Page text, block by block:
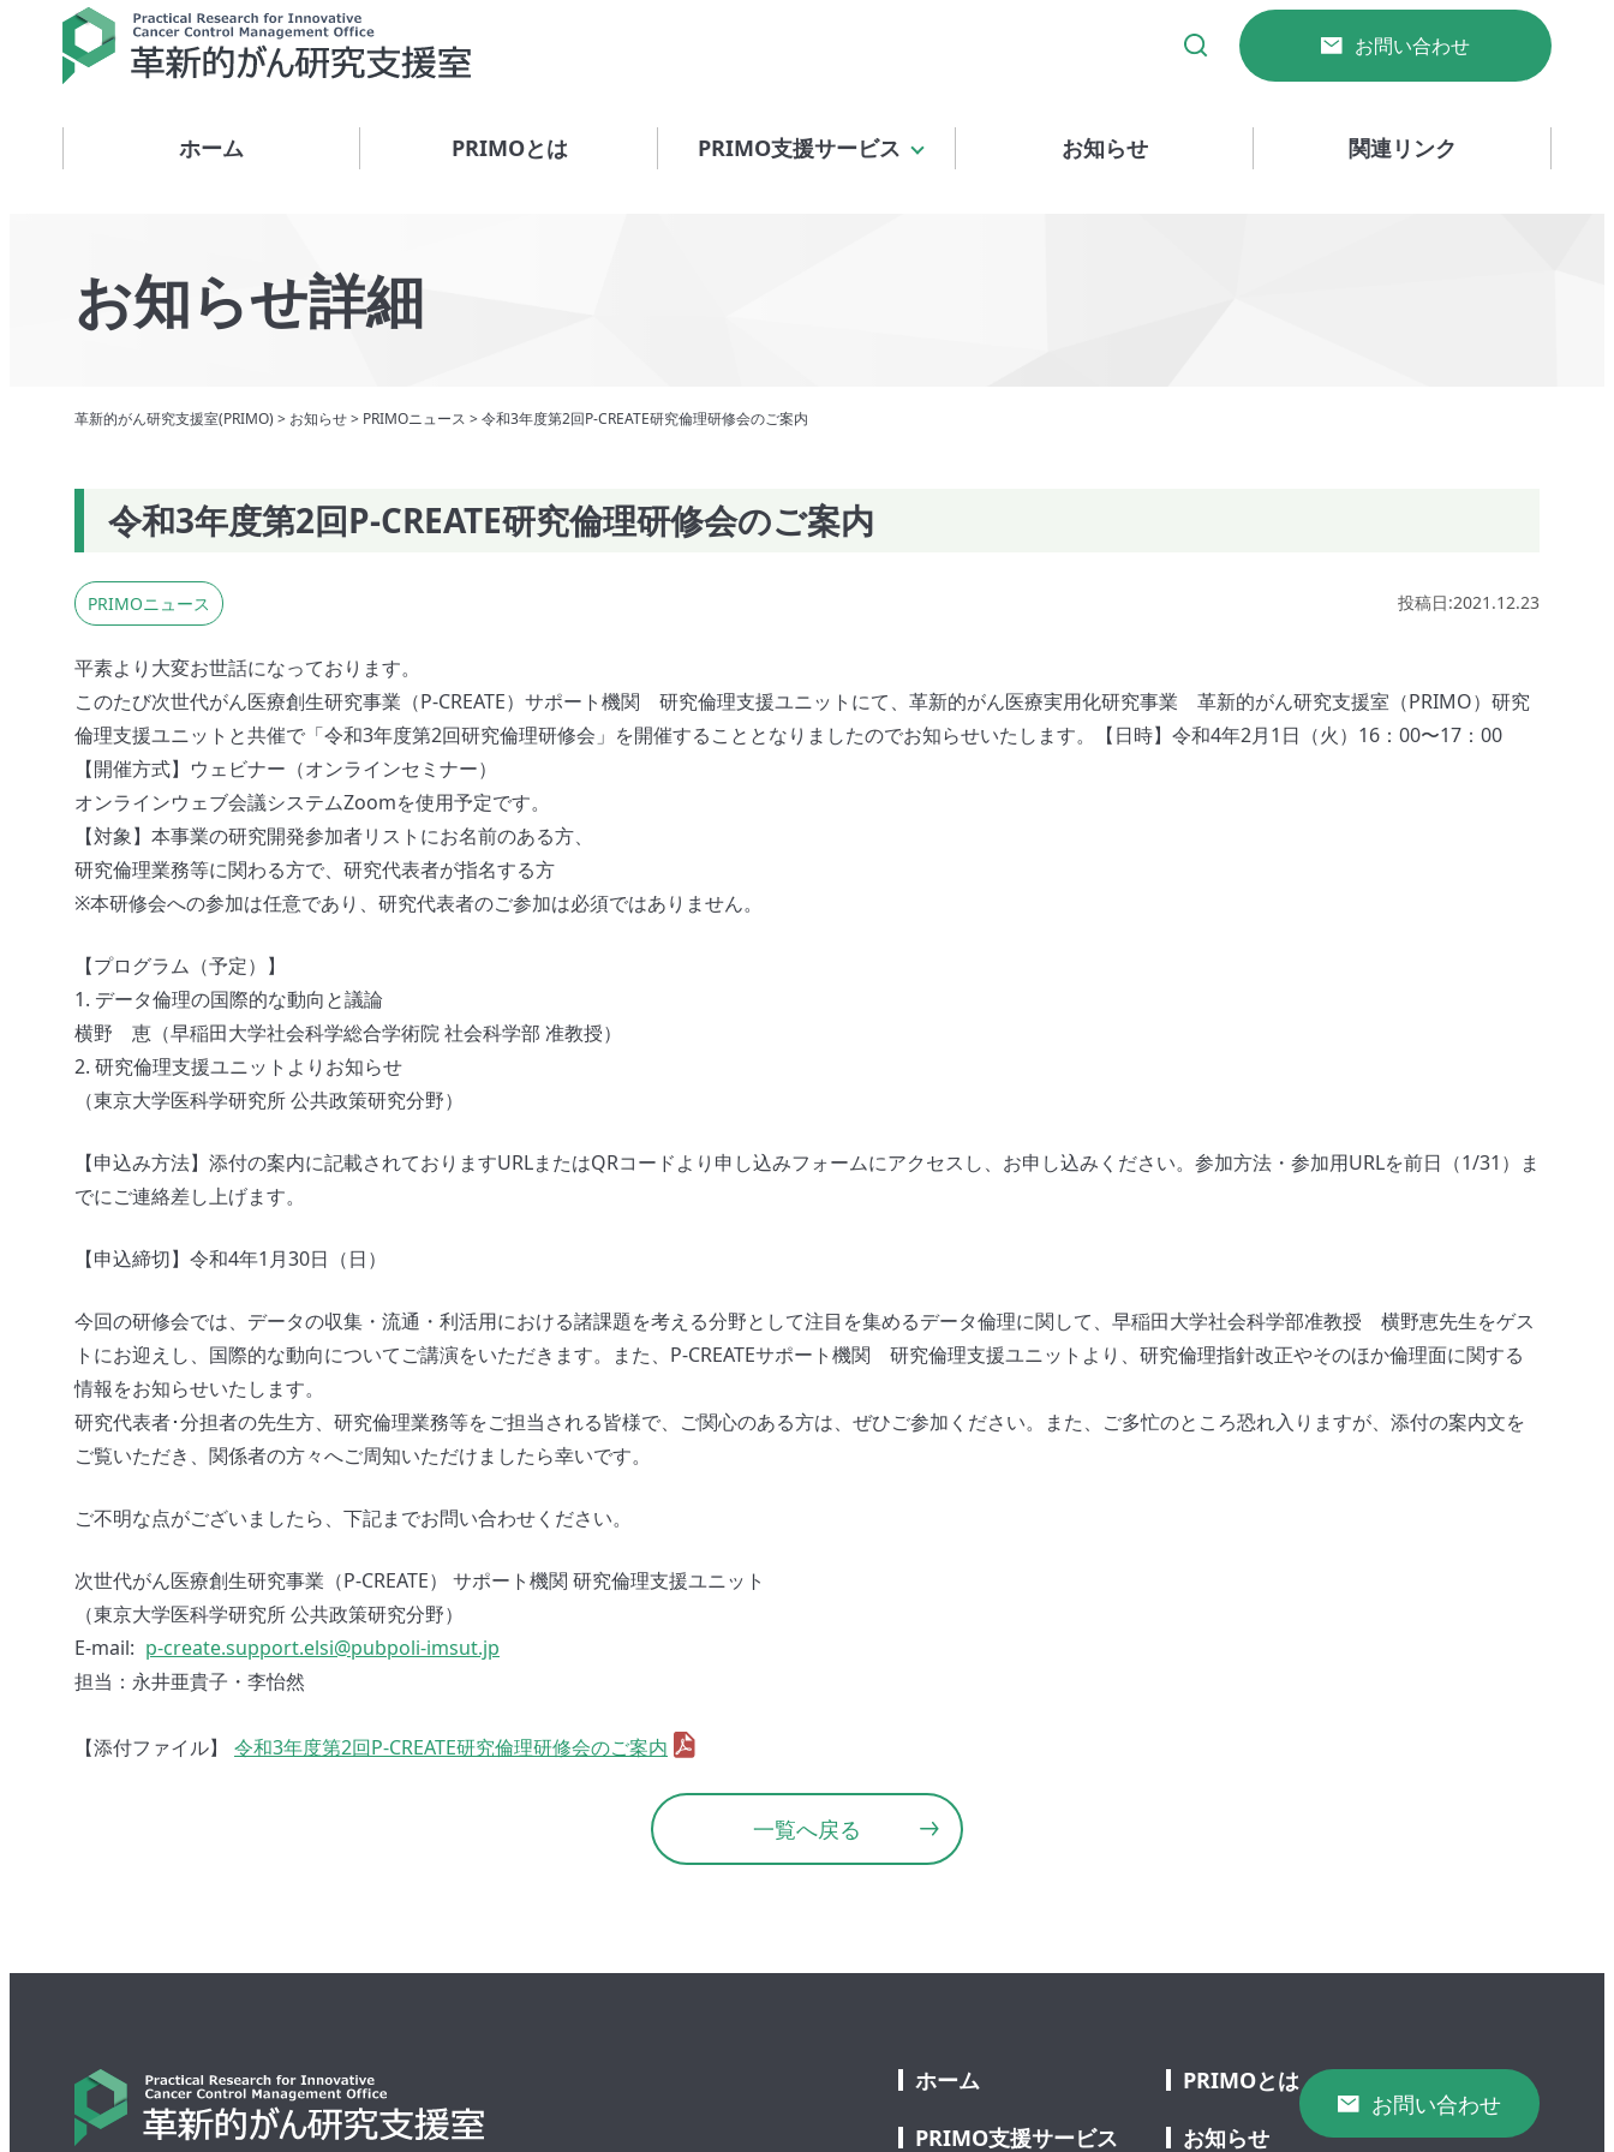
お問い合わせ
ホーム PRIMOとは PRIMO支援サービス お知らせ 関連リンク
お知らせ詳細
革新的がん研究支援室(PRIMO) > お知らせ> PRIMOニュース >令和3年度第2回P-CREATE研究倫理研修会のご案内
令和3年度第2回P-CREATE研究倫理研修会のご案内
PRIMOニュース 投稿日:2021.12.23
平素より大変お世話になっております。
このたび次世代がん医療創生研究事業（P-CREATE）サポート機関 研究倫理支援ユニットにて、革新的がん医療実用化研究事業 革新的がん研究支援室（PRIMO）研究
倫理支援ユニットと共催で「令和3年度第2回研究倫理研修会」を開催することとなりましたのでお知らせいたします。【日時】令和4年2月1日（火）16：00〜17：00
【開催方式】ウェビナー（オンラインセミナー）
オンラインウェブ会議システムZoomを使用予定です。
【対象】本事業の研究開発参加者リストにお名前のある方、
研究倫理業務等に関わる方で、研究代表者が指名する方
※本研修会への参加は任意であり、研究代表者のご参加は必須ではありません。
【プログラム（予定）】
1. データ倫理の国際的な動向と議論
横野 恵（早稲田大学社会科学総合学術院 社会科学部 准教授）
2. 研究倫理支援ユニットよりお知らせ
（東京大学医科学研究所 公共政策研究分野）
【申込み方法】添付の案内に記載されておりますURLまたはQRコードより申し込みフォームにアクセスし、お申し込みください。参加方法・参加用URLを前日（1/31）ま
でにご連絡差し上げます。
【申込締切】令和4年1月30日（日）
今回の研修会では、データの収集・流通・利活用における諸課題を考える分野として注目を集めるデータ倫理に関して、早稲田大学社会科学部准教授 横野恵先生をゲス
トにお迎えし、国際的な動向についてご講演をいただきます。また、P-CREATEサポート機関 研究倫理支援ユニットより、研究倫理指針改正やそのほか倫理面に関する
情報をお知らせいたします。
研究代表者･分担者の先生方、研究倫理業務等をご担当される皆様で、ご関心のある方は、ぜひご参加ください。また、ご多忙のところ恐れ入りますが、添付の案内文を
ご覧いただき、関係者の方々へご周知いただけましたら幸いです。
ご不明な点がございましたら、下記までお問い合わせください。
次世代がん医療創生研究事業（P-CREATE） サポート機関 研究倫理支援ユニット
（東京大学医科学研究所 公共政策研究分野）
E-mail: p-create.support.elsi@pubpoli-imsut.jp
担当：永井亜貴子・李怡然
【添付ファイル】 令和3年度第2回P-CREATE研究倫理研修会のご案内
一覧へ戻る
ホーム
PRIMOとは
PRIMO支援サービス
お知らせ
お問い合わせ